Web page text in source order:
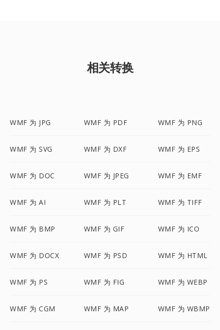
相关转换
WMF 为 JPG WMF 为 PDF WMF 为 PNG
WMF 为 SVG WMF 为 DXF WMF 为 EPS
WMF 为 DOC WMF 为 JPEG WMF 为 EMF
WMF 为 AI WMF 为 PLT WMF 为 TIFF
WMF 为 BMP WMF 为 GIF WMF 为 ICO
WMF 为 DOCX WMF 为 PSD WMF 为 HTML
WMF 为 PS WMF 为 FIG WMF 为 WEBP
WMF 为 CGM WMF 为 MAP WMF 为 WBMP